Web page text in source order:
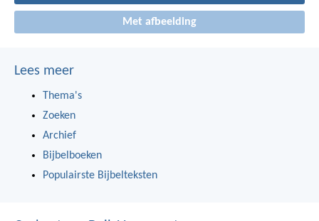
Met afbeelding
Lees meer
Thema's
Zoeken
Archief
Bijbelboeken
Populairste Bijbelteksten